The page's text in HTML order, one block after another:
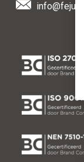
info@feju.nl